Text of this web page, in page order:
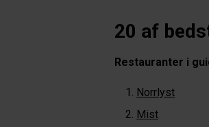
20 af
Restauranter i
Norrlyst
Mist